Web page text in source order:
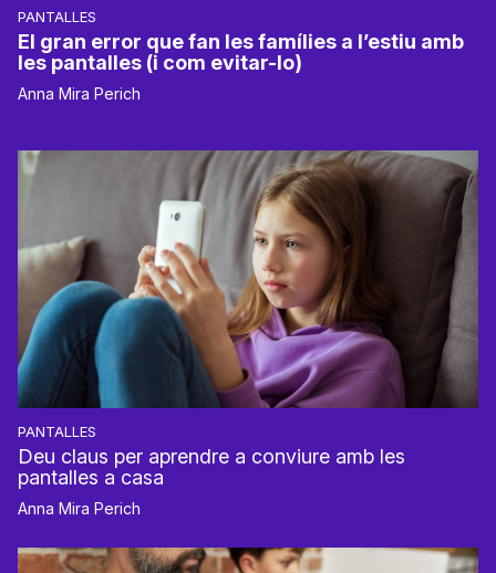
PANTALLES
El gran error que fan les famílies a l’estiu amb
les pantalles (i com evitar-lo)
Anna Mira Perich
PANTALLES
Deu claus per aprendre a conviure amb les
pantalles a casa
Anna Mira Perich